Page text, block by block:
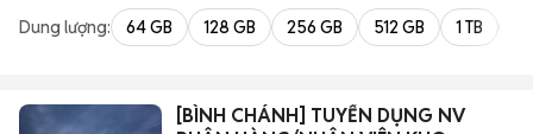
Dung lượng: 64 GB 128 GB 256 GB 512 GB 1 TB
[BÌNH CHÁNH] TUYỂN DỤNG NV